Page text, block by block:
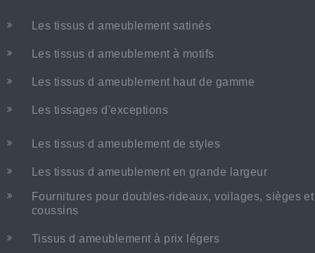
Les tissus d ameublement satinés
Les tissus d ameublement à motifs
Les tissus d ameublement haut de gamme
Les tissages d'exceptions
Les tissus d ameublement de styles
Les tissus d ameublement en grande largeur
Fournitures pour doubles-rideaux, voilages, sièges et
coussins
Tissus d ameublement à prix légers